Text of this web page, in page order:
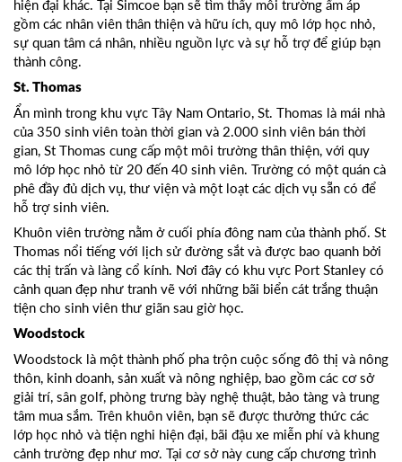
hiện đại khác. Tại Simcoe bạn sẽ tìm thấy môi trường ấm áp
gồm các nhân viên thân thiện và hữu ích, quy mô lớp học nhỏ,
sự quan tâm cá nhân, nhiều nguồn lực và sự hỗ trợ để giúp bạn
thành công.
St. Thomas
Ẩn mình trong khu vực Tây Nam Ontario, St. Thomas là mái nhà
của 350 sinh viên toàn thời gian và 2.000 sinh viên bán thời
gian, St Thomas cung cấp một môi trường thân thiện, với quy
mô lớp học nhỏ từ 20 đến 40 sinh viên. Trường có một quán cà
phê đầy đủ dịch vụ, thư viện và một loạt các dịch vụ sẵn có để
hỗ trợ sinh viên.
Khuôn viên trường nằm ở cuối phía đông nam của thành phố. St
Thomas nổi tiếng với lịch sử đường sắt và được bao quanh bởi
các thị trấn và làng cổ kính. Nơi đây có khu vực Port Stanley có
cảnh quan đẹp như tranh vẽ với những bãi biển cát trắng thuận
tiện cho sinh viên thư giãn sau giờ học.
Woodstock
Woodstock là một thành phố pha trộn cuộc sống đô thị và nông
thôn, kinh doanh, sản xuất và nông nghiệp, bao gồm các cơ sở
giải trí, sân golf, phòng trưng bày nghệ thuật, bảo tàng và trung
tâm mua sắm. Trên khuôn viên, bạn sẽ được thưởng thức các
lớp học nhỏ và tiện nghi hiện đại, bãi đậu xe miễn phí và khung
cảnh trường đẹp như mơ. Tại cơ sở này cung cấp chương trình